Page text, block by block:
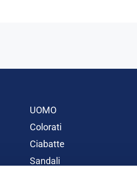
UOMO
Colorati
Ciabatte
Sandali